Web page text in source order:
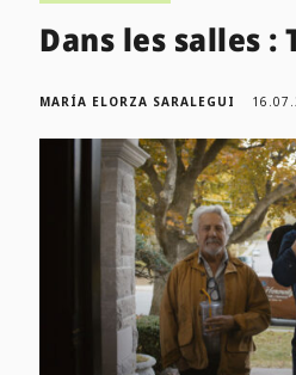
Dans les salles :
MARÍA ELORZA SARALEGUI